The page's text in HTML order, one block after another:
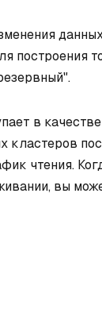
построения
в
кластеров
чтения.
вы